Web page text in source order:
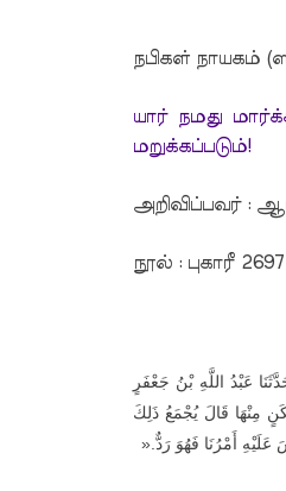
நபிகள் நாயகம்
யார் நமது
மறுக்கப்படும்!
அறிவிப்பவர் :
நூல் : புகாரீ 2697
عَبْدُ اللَّهِ بْنُ جَعْفَرٍ
مِنْهَا قَالَ يُجْمَعُ ذَلِكَ
أَمْرُنَا فَهُوَ رَدٌّ ».